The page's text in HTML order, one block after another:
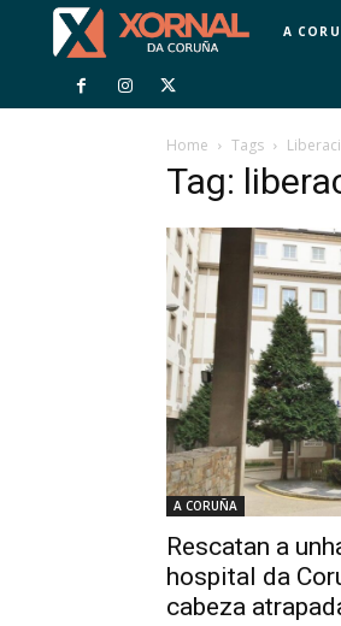
A
Home Tags
Tag:
A CORUÑA
Rescatan a
hospital da
cabeza